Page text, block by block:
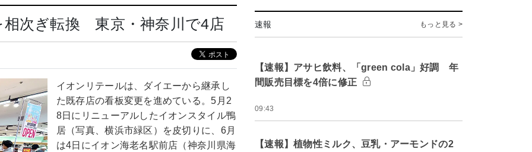
次ぎ転換 東京・神奈川で4店
イオンリテールは、ダイエーから継承し
た既存店の看板変更を進めている。5月2
8日にリニューアルしたイオンスタイル鴨
居（写真、横浜市緑区）を皮切りに、6月
は4日にイオン海老名駅前店（神奈川県海
速報 もっと見る >
【速報】アサヒ飲料、「green cola」好調 年
間販売目標を4倍に修正
09:43
【速報】植物性ミルク、豆乳・アーモンドの2